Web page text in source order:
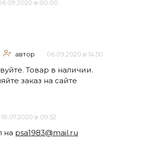
в 00:00
автор 06.09.2020 в 14:50
Товар в наличии.
заказ на сайте
18.07.2020 в 09:52
на psa1983@mail.ru